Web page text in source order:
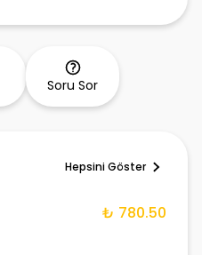
Soru Sor
Hepsini Göster
₺ 780.50